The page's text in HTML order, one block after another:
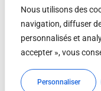
Nous utilisons des
navigation, diffuser
personnalisés et
accepter », vous
Personnaliser
Adhérer